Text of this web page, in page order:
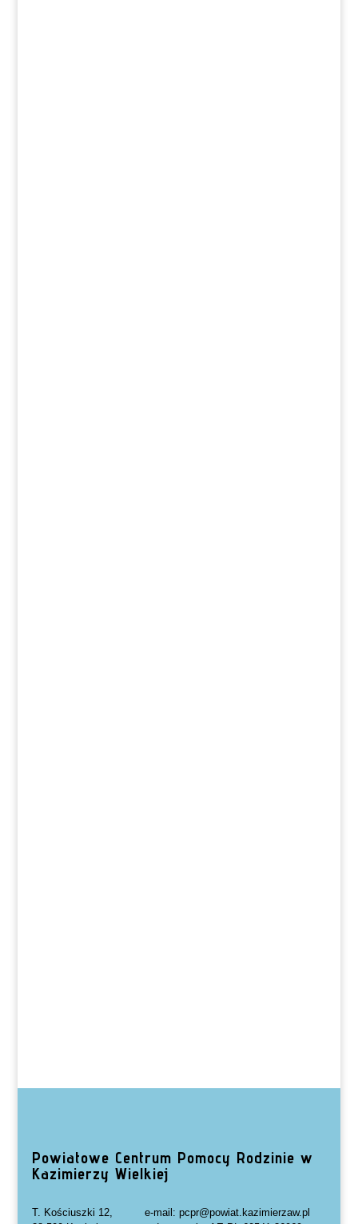
Powiatowe Centrum Pomocy Rodzinie w
Kazimierzy Wielkiej
T. Kościuszki 12,
e-mail: pcpr@powiat.kazimierzaw.pl